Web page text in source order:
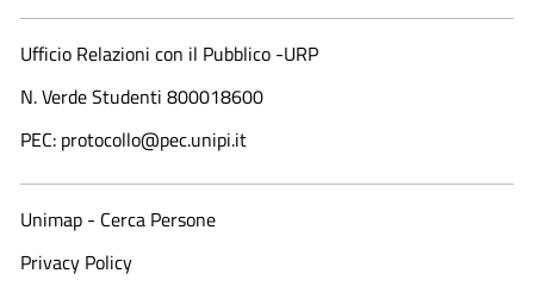
Ufficio Relazioni con il Pubblico -URP
N. Verde Studenti 800018600​
PEC: protocollo@pec.unipi.it
Unimap - Cerca Persone
Privacy Policy